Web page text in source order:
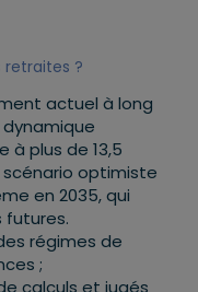
retraites ?
actuel à long
à plus de 13,5
scénario optimiste
en 2035, qui
futures.
régimes de
;